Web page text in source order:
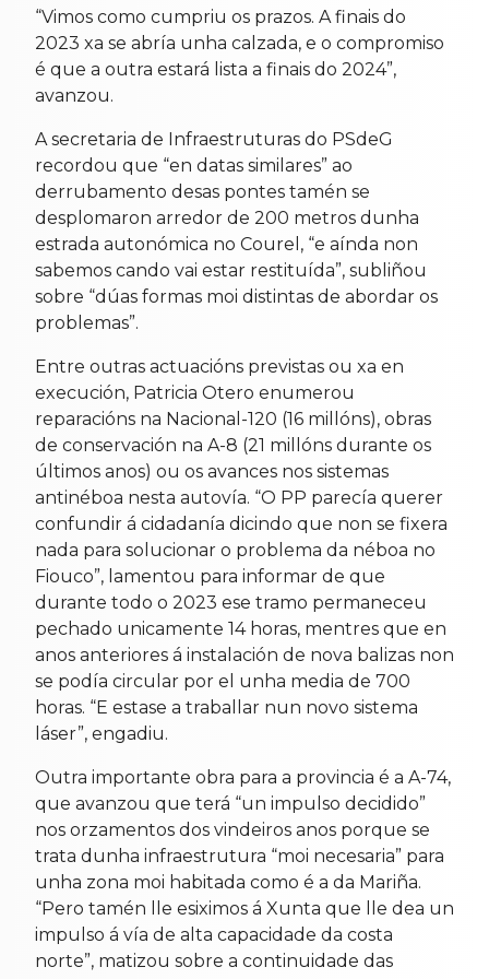
“Vimos como cumpriu os prazos. A finais do
2023 xa se abría unha calzada, e o compromiso
é que a outra estará lista a finais do 2024”,
avanzou.
A secretaria de Infraestruturas do PSdeG
recordou que “en datas similares” ao
derrubamento desas pontes tamén se
desplomaron arredor de 200 metros dunha
estrada autonómica no Courel, “e aínda non
sabemos cando vai estar restituída”, subliñou
sobre “dúas formas moi distintas de abordar os
problemas”.
Entre outras actuacións previstas ou xa en
execución, Patricia Otero enumerou
reparacións na Nacional-120 (16 millóns), obras
de conservación na A-8 (21 millóns durante os
últimos anos) ou os avances nos sistemas
antinéboa nesta autovía. “O PP parecía querer
confundir á cidadanía dicindo que non se fixera
nada para solucionar o problema da néboa no
Fiouco”, lamentou para informar de que
durante todo o 2023 ese tramo permaneceu
pechado unicamente 14 horas, mentres que en
anos anteriores á instalación de nova balizas non
se podía circular por el unha media de 700
horas. “E estase a traballar nun novo sistema
láser”, engadiu.
Outra importante obra para a provincia é a A-74,
que avanzou que terá “un impulso decidido”
nos orzamentos dos vindeiros anos porque se
trata dunha infraestrutura “moi necesaria” para
unha zona moi habitada como é a da Mariña.
“Pero tamén lle esiximos á Xunta que lle dea un
impulso á vía de alta capacidade da costa
norte”, matizou sobre a continuidade das